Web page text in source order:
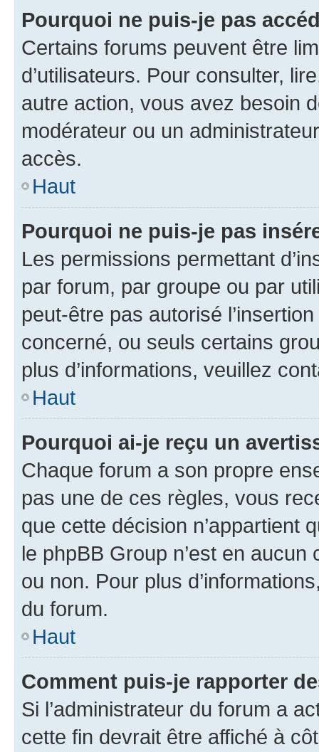
Pourquoi ne puis-je pas
Certains forums peuvent être
d’utilisateurs. Pour consulter,
autre action, vous avez besoin
modérateur ou un
accès.
Haut
Pourquoi ne puis-je pas
Les permissions permettant
par forum, par groupe ou par
peut-être pas autorisé
concerné, ou seuls certains
plus d’informations, veuillez
Haut
Pourquoi ai-je reçu un
Chaque forum a son propre
pas une de ces règles, vous
que cette décision n’appartient
le phpBB Group n’est en
ou non. Pour plus
du forum.
Haut
Comment puis-je rapporter
Si l’administrateur du forum a
cette fin devrait être affiché à